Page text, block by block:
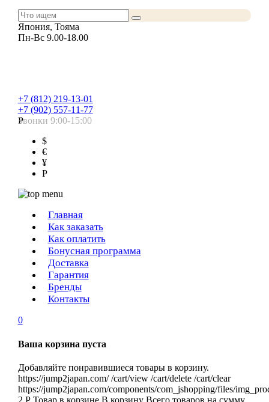
Япония, Тояма
Пн-Вс 9.00-18.00
+7 (812) 219-13-01
+7 (902) 557-11-77
Звонки 9:00-15:00
Р
$
€
¥
Р
Главная
Как заказать
Как оплатить
Бонусная программа
Доставка
Гарантия
Бренды
Контакты
0
Ваша корзина пуста
Добавляйте понравившиеся товары в корзину.
https://jump2japan.com/ /cart/view /cart/delete /cart/clear
https://jump2japan.com/components/com_jshopping/files/
2 Р Товар в корзине В корзину Всего товаров на сумму